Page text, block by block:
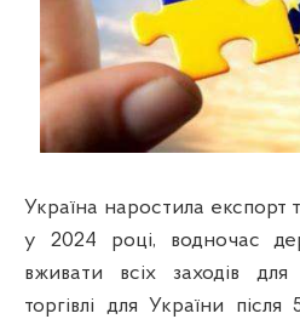
Україна наростила експорт
у 2024 році, водночас
вживати всіх заходів для
торгівлі для України